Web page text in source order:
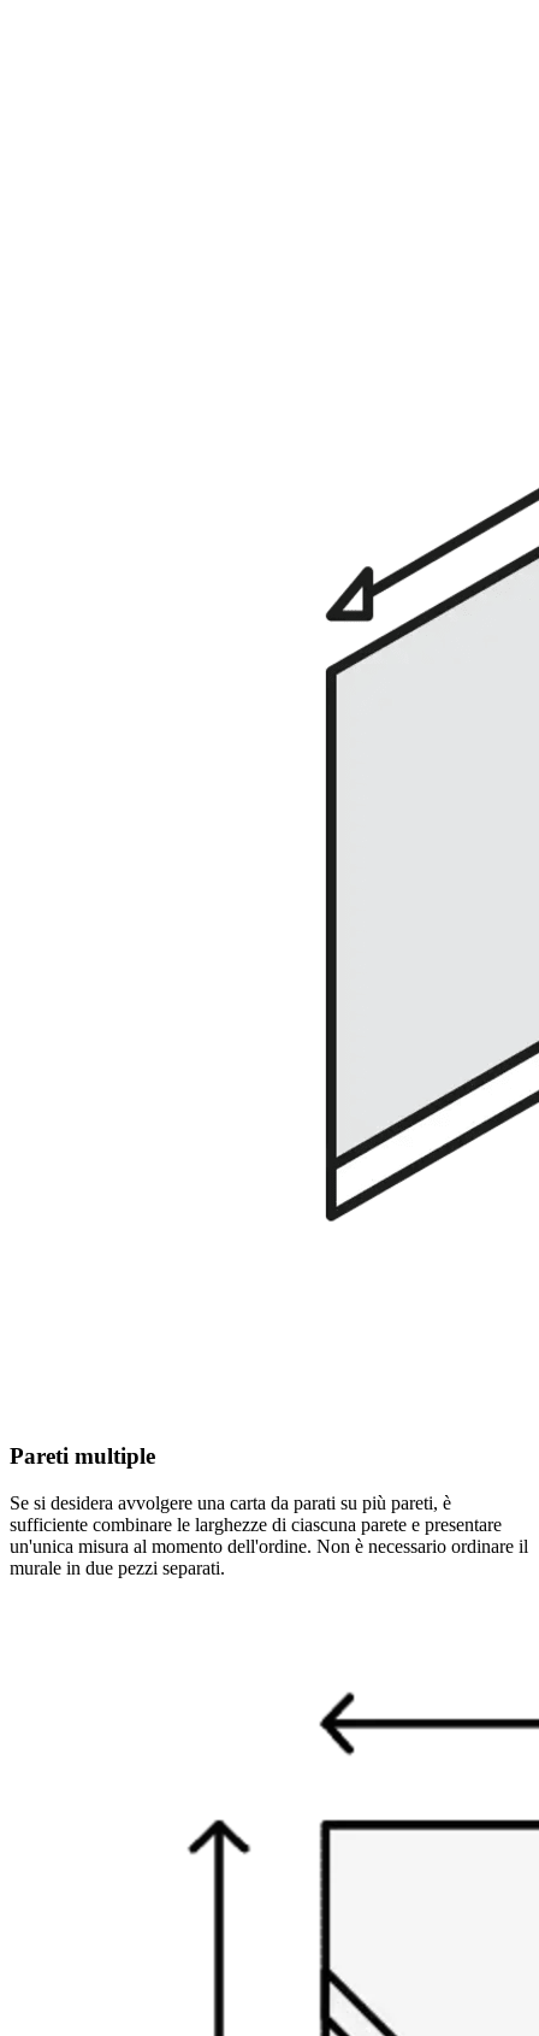
Pareti multiple
Se si desidera avvolgere una carta da parati su più pareti, è
sufficiente combinare le larghezze di ciascuna parete e presentare
un'unica misura al momento dell'ordine. Non è necessario ordinare il
murale in due pezzi separati.